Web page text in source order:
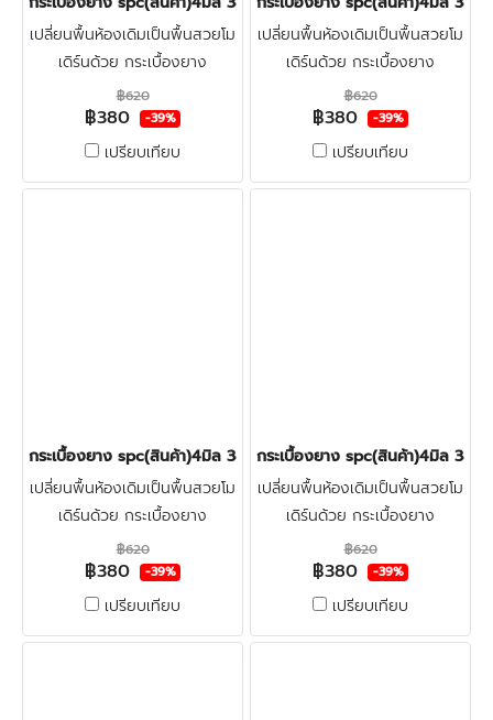
เปลี่ยนพื้นห้องเดิมเป็นพื้นสวยโม
เดิร์นด้วย กระเบื้องยาง
ลายไม้spc4มิล LT-COTTO ทำ
จากไวนิลผสมหิน แข็งแรงผิวหน้า
เคลือบชั้นกันรอย ทนน้ำกัน
฿620
฿380 -39%
เปรียบเทียบ
เปลี่ยนพื้นห้องเดิมเป็นพื้นสวยโม
เดิร์นด้วย กระเบื้องยาง
ลายไม้spc4มิล LT-COTTO ทำ
จากไวนิลผสมหิน แข็งแรงผิวหน้า
เคลือบชั้นกันรอย ทนน้ำกัน
฿620
฿380 -39%
เปรียบเทียบ
กระเบื้องยาง spc(สินค้า)4มิล 380บาท/ตร.ม. LT-COTTO LITTLE
เปลี่ยนพื้นห้องเดิมเป็นพื้นสวยโม
เดิร์นด้วย กระเบื้องยาง
ลายไม้spc4มิล LT-COTTO ทำ
จากไวนิลผสมหิน แข็งแรงผิวหน้า
เคลือบชั้นกันรอย ทนน้ำกัน
฿620
฿380 -39%
เปรียบเทียบ
กระเบื้องยาง spc(สินค้า)4มิล 380
เปลี่ยนพื้นห้องเดิมเป็นพื้นสวยโม
เดิร์นด้วย กระเบื้องยาง
ลายไม้spc4มิล LT-COTTO ทำ
จากไวนิลผสมหิน แข็งแรงผิวหน้า
เคลือบชั้นกันรอย ทนน้ำกัน
฿620
฿380 -39%
เปรียบเทียบ